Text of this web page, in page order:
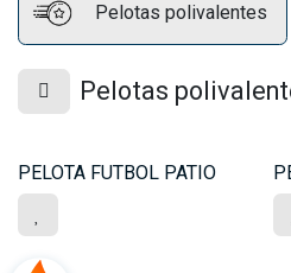
Pelotas polivalentes
Pelotas
PELOTA FUTBOL PATIO